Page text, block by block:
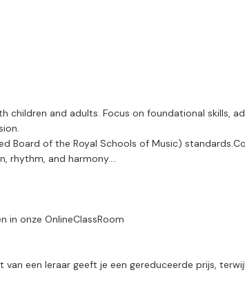
for both children and adults. Focus on foundational skills,
Board of the Royal Schools of Music)
rhythm, and harmony.
in onze OnlineClassRoom
van een leraar geeft je een gereduceerde prijs,